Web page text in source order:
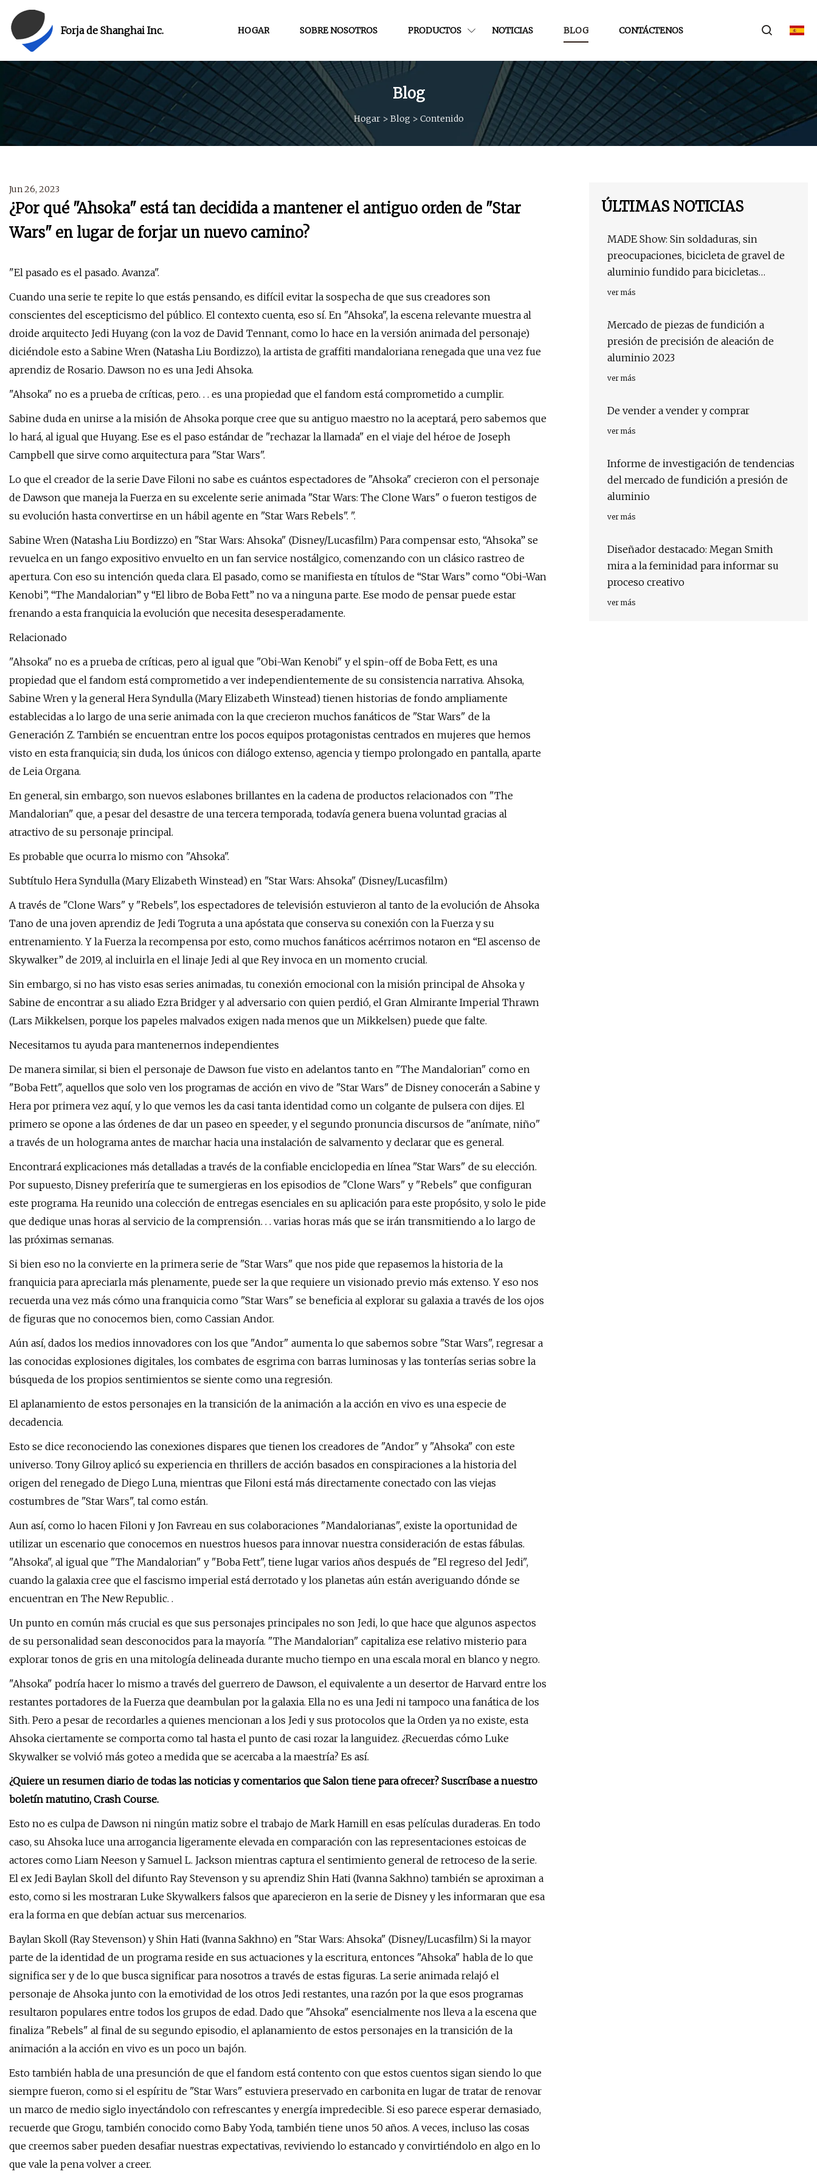
Forja de Shanghai Inc. HOGAR SOBRE NOSOTROS PRODUCTOS NOTICIAS BLOG CONTÁCTENOS
Blog
Hogar> Blog > Contenido
Jun 26, 2023
¿Por qué "Ahsoka" está tan decidida a mantener el antiguo orden de "Star
Wars" en lugar de forjar un nuevo camino?
"El pasado es el pasado. Avanza".
Cuando una serie te repite lo que estás pensando, es difícil evitar la sospecha de que sus creadores son
conscientes del escepticismo del público. El contexto cuenta, eso sí. En "Ahsoka", la escena relevante muestra al
droide arquitecto Jedi Huyang (con la voz de David Tennant, como lo hace en la versión animada del personaje)
diciéndole esto a Sabine Wren (Natasha Liu Bordizzo), la artista de graffiti mandaloriana renegada que una vez fue
aprendiz de Rosario. Dawson no es una Jedi Ahsoka.
"Ahsoka" no es a prueba de críticas, pero. . . es una propiedad que el fandom está comprometido a cumplir.
Sabine duda en unirse a la misión de Ahsoka porque cree que su antiguo maestro no la aceptará, pero sabemos que
lo hará, al igual que Huyang. Ese es el paso estándar de "rechazar la llamada" en el viaje del héroe de Joseph
Campbell que sirve como arquitectura para "Star Wars".
Lo que el creador de la serie Dave Filoni no sabe es cuántos espectadores de "Ahsoka" crecieron con el personaje
de Dawson que maneja la Fuerza en su excelente serie animada "Star Wars: The Clone Wars" o fueron testigos de
su evolución hasta convertirse en un hábil agente en "Star Wars Rebels". ".
Sabine Wren (Natasha Liu Bordizzo) en "Star Wars: Ahsoka" (Disney/Lucasfilm) Para compensar esto, “Ahsoka” se
revuelca en un fango expositivo envuelto en un fan service nostálgico, comenzando con un clásico rastreo de
apertura. Con eso su intención queda clara. El pasado, como se manifiesta en títulos de “Star Wars” como “Obi-Wan
Kenobi”, “The Mandalorian” y “El libro de Boba Fett” no va a ninguna parte. Ese modo de pensar puede estar
frenando a esta franquicia la evolución que necesita desesperadamente.
Relacionado
"Ahsoka" no es a prueba de críticas, pero al igual que "Obi-Wan Kenobi" y el spin-off de Boba Fett, es una
propiedad que el fandom está comprometido a ver independientemente de su consistencia narrativa. Ahsoka,
Sabine Wren y la general Hera Syndulla (Mary Elizabeth Winstead) tienen historias de fondo ampliamente
establecidas a lo largo de una serie animada con la que crecieron muchos fanáticos de "Star Wars" de la
Generación Z. También se encuentran entre los pocos equipos protagonistas centrados en mujeres que hemos
visto en esta franquicia; sin duda, los únicos con diálogo extenso, agencia y tiempo prolongado en pantalla, aparte
de Leia Organa.
En general, sin embargo, son nuevos eslabones brillantes en la cadena de productos relacionados con "The
Mandalorian" que, a pesar del desastre de una tercera temporada, todavía genera buena voluntad gracias al
atractivo de su personaje principal.
Es probable que ocurra lo mismo con "Ahsoka".
Subtítulo Hera Syndulla (Mary Elizabeth Winstead) en "Star Wars: Ahsoka" (Disney/Lucasfilm)
A través de "Clone Wars" y "Rebels", los espectadores de televisión estuvieron al tanto de la evolución de Ahsoka
Tano de una joven aprendiz de Jedi Togruta a una apóstata que conserva su conexión con la Fuerza y ​​su
entrenamiento. Y la Fuerza la recompensa por esto, como muchos fanáticos acérrimos notaron en “El ascenso de
Skywalker” de 2019, al incluirla en el linaje Jedi al que Rey invoca en un momento crucial.
Sin embargo, si no has visto esas series animadas, tu conexión emocional con la misión principal de Ahsoka y
Sabine de encontrar a su aliado Ezra Bridger y al adversario con quien perdió, el Gran Almirante Imperial Thrawn
(Lars Mikkelsen, porque los papeles malvados exigen nada menos que un Mikkelsen) puede que falte.
Necesitamos tu ayuda para mantenernos independientes
De manera similar, si bien el personaje de Dawson fue visto en adelantos tanto en "The Mandalorian" como en
"Boba Fett", aquellos que solo ven los programas de acción en vivo de "Star Wars" de Disney conocerán a Sabine y
Hera por primera vez aquí, y lo que vemos les da casi tanta identidad como un colgante de pulsera con dijes. El
primero se opone a las órdenes de dar un paseo en speeder, y el segundo pronuncia discursos de "anímate, niño"
a través de un holograma antes de marchar hacia una instalación de salvamento y declarar que es general.
Encontrará explicaciones más detalladas a través de la confiable enciclopedia en línea "Star Wars" de su elección.
Por supuesto, Disney preferiría que te sumergieras en los episodios de "Clone Wars" y "Rebels" que configuran
este programa. Ha reunido una colección de entregas esenciales en su aplicación para este propósito, y solo le pide
que dedique unas horas al servicio de la comprensión. . . varias horas más que se irán transmitiendo a lo largo de
las próximas semanas.
Si bien eso no la convierte en la primera serie de "Star Wars" que nos pide que repasemos la historia de la
franquicia para apreciarla más plenamente, puede ser la que requiere un visionado previo más extenso. Y eso nos
recuerda una vez más cómo una franquicia como "Star Wars" se beneficia al explorar su galaxia a través de los ojos
de figuras que no conocemos bien, como Cassian Andor.
Aún así, dados los medios innovadores con los que "Andor" aumenta lo que sabemos sobre "Star Wars", regresar a
las conocidas explosiones digitales, los combates de esgrima con barras luminosas y las tonterías serias sobre la
búsqueda de los propios sentimientos se siente como una regresión.
El aplanamiento de estos personajes en la transición de la animación a la acción en vivo es una especie de
decadencia.
Esto se dice reconociendo las conexiones dispares que tienen los creadores de "Andor" y "Ahsoka" con este
universo. Tony Gilroy aplicó su experiencia en thrillers de acción basados ​​en conspiraciones a la historia del
origen del renegado de Diego Luna, mientras que Filoni está más directamente conectado con las viejas
costumbres de "Star Wars", tal como están.
Aun así, como lo hacen Filoni y Jon Favreau en sus colaboraciones "Mandalorianas", existe la oportunidad de
utilizar un escenario que conocemos en nuestros huesos para innovar nuestra consideración de estas fábulas.
"Ahsoka", al igual que "The Mandalorian" y "Boba Fett", tiene lugar varios años después de "El regreso del Jedi",
cuando la galaxia cree que el fascismo imperial está derrotado y los planetas aún están averiguando dónde se
encuentran en The New Republic. .
Un punto en común más crucial es que sus personajes principales no son Jedi, lo que hace que algunos aspectos
de su personalidad sean desconocidos para la mayoría. "The Mandalorian" capitaliza ese relativo misterio para
explorar tonos de gris en una mitología delineada durante mucho tiempo en una escala moral en blanco y negro.
"Ahsoka" podría hacer lo mismo a través del guerrero de Dawson, el equivalente a un desertor de Harvard entre los
restantes portadores de la Fuerza que deambulan por la galaxia. Ella no es una Jedi ni tampoco una fanática de los
Sith. Pero a pesar de recordarles a quienes mencionan a los Jedi y sus protocolos que la Orden ya no existe, esta
Ahsoka ciertamente se comporta como tal hasta el punto de casi rozar la languidez. ¿Recuerdas cómo Luke
Skywalker se volvió más goteo a medida que se acercaba a la maestría? Es así.
¿Quiere un resumen diario de todas las noticias y comentarios que Salon tiene para ofrecer? Suscríbase a nuestro
boletín matutino, Crash Course.
Esto no es culpa de Dawson ni ningún matiz sobre el trabajo de Mark Hamill en esas películas duraderas. En todo
caso, su Ahsoka luce una arrogancia ligeramente elevada en comparación con las representaciones estoicas de
actores como Liam Neeson y Samuel L. Jackson mientras captura el sentimiento general de retroceso de la serie.
El ex Jedi Baylan Skoll del difunto Ray Stevenson y su aprendiz Shin Hati (Ivanna Sakhno) también se aproximan a
esto, como si les mostraran Luke Skywalkers falsos que aparecieron en la serie de Disney y les informaran que esa
era la forma en que debían actuar sus mercenarios.
Baylan Skoll (Ray Stevenson) y Shin Hati (Ivanna Sakhno) en "Star Wars: Ahsoka" (Disney/Lucasfilm) Si la mayor
parte de la identidad de un programa reside en sus actuaciones y la escritura, entonces "Ahsoka" habla de lo que
significa ser y de lo que busca significar para nosotros a través de estas figuras. La serie animada relajó el
personaje de Ahsoka junto con la emotividad de los otros Jedi restantes, una razón por la que esos programas
resultaron populares entre todos los grupos de edad. Dado que "Ahsoka" esencialmente nos lleva a la escena que
finaliza "Rebels" al final de su segundo episodio, el aplanamiento de estos personajes en la transición de la
animación a la acción en vivo es un poco un bajón.
Esto también habla de una presunción de que el fandom está contento con que estos cuentos sigan siendo lo que
siempre fueron, como si el espíritu de "Star Wars" estuviera preservado en carbonita en lugar de tratar de renovar
un marco de medio siglo inyectándolo con refrescantes y energía impredecible. Si eso parece esperar demasiado,
recuerde que Grogu, también conocido como Baby Yoda, también tiene unos 50 años. A veces, incluso las cosas
que creemos saber pueden desafiar nuestras expectativas, reviviendo lo estancado y convirtiéndolo en algo en lo
que vale la pena volver a creer.
ÚLTIMAS NOTICIAS
MADE Show: Sin soldaduras, sin
preocupaciones, bicicleta de gravel de
aluminio fundido para bicicletas
pesadas
ver más
Mercado de piezas de fundición a
presión de precisión de aleación de
aluminio 2023
ver más
De vender a vender y comprar
ver más
Informe de investigación de tendencias
del mercado de fundición a presión de
aluminio
ver más
Diseñador destacado: Megan Smith
mira a la feminidad para informar su
proceso creativo
ver más